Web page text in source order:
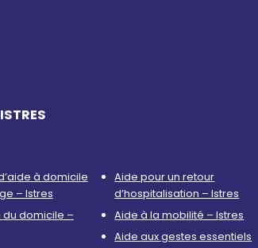
à domicile
– Istres
du domicile –
Aide pour un retour
d’hospitalisation – Istres
Aide à la mobilité – Istres
Aide aux gestes essentiels